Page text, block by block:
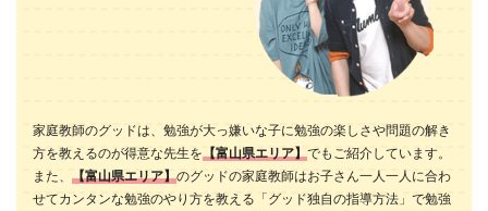
家庭教師のグッドは、勉強が大っ嫌いな子に勉強の楽しさや問題の解き
方を教えるのが得意な先生を 【富山県エリア】 でもご紹介しています。
また、 【富山県エリア】のグッドの家庭教師はお子さん一人一人に合わ
せてカンタンな勉強のやり方を教える「グッド独自の指導方法」で勉強